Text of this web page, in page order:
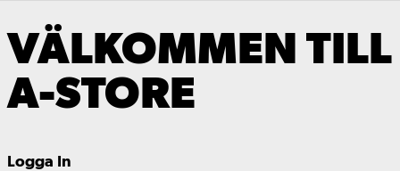
VÄLKOMMEN TILL
A-STORE
Logga In